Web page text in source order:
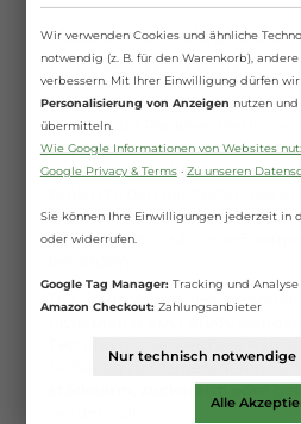
Was sind
Pferdefütterung?
Reisprodukte für Pferde
stabilisierter Reiskleie,
mit weiteren hochwertigen
Leinkuchen, Rübenfasern oder
Ergänzungsfuttermitteln und
wenn Pferde zusätzliche
Der große Vorteil: Viele
sie häufig zu Pferden, deren
stärkearm, zuckerarm oder
Wir verwenden Cookies und ähnliche
notwendig (z. B. für den Warenkorb),
verbessern. Mit Ihrer Einwilligung dürfen
Personalisierung von Anzeigen nutzen
übermitteln.
Wie Google Informationen von Websites
Google Privacy & Terms· Zu unseren
Sie können Ihre Einwilligungen jederzeit in
oder widerrufen.
Google Tag Manager: Tracking und Analyse
Amazon Checkout: Zahlungsanbieter
Nur technisch notwendige
Alle